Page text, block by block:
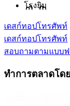
โรงยิม
เดสก์ทอปโทรศัพท์
เดสก์ทอปโทรศัพท์
สอบถามตามแบบ
ทำการตลาดโด